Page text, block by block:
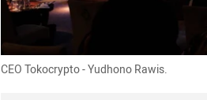
CEO Tokocrypto - Yudhono Rawis.